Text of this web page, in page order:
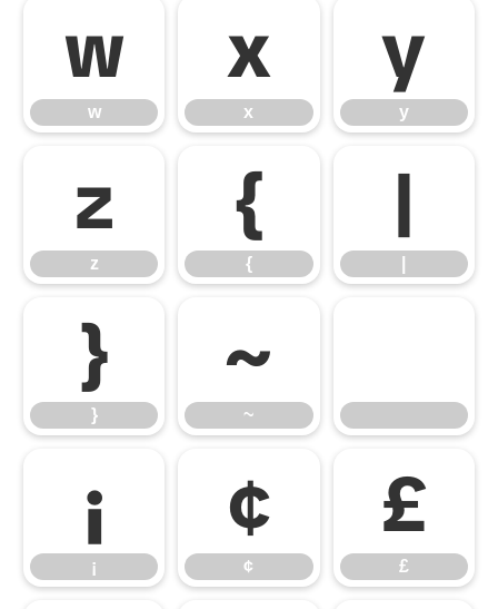
w
w
x
x
y
y
z
z
{
{
|
}
}
~
~
¡
¡
¢
¢
£
£